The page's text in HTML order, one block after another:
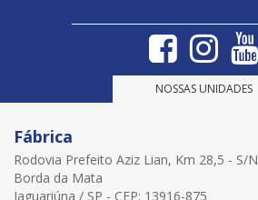
NOSSAS UNIDADES
Fábrica
Rodovia Prefeito Aziz Lian, Km 28,5 - S/N
Borda da Mata
Jaguariúna / SP - CEP: 13916-875